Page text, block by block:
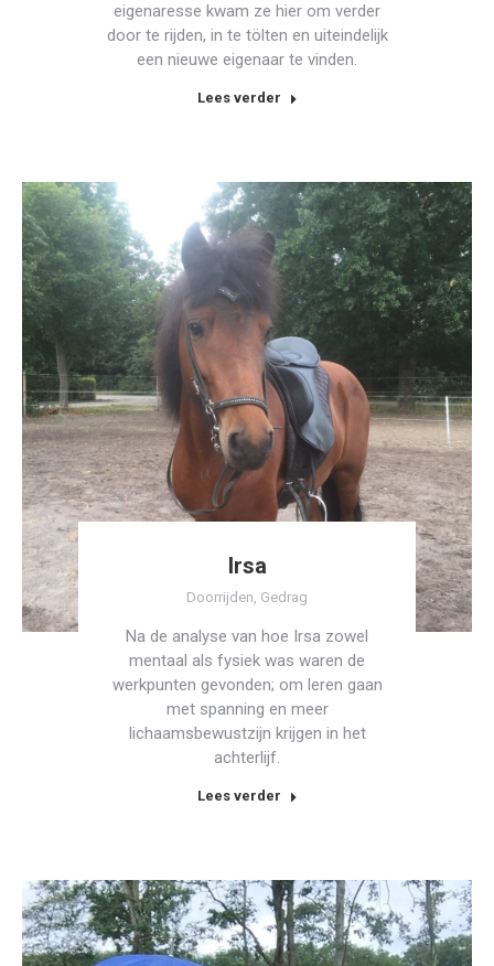
eigenaresse kwam ze hier om verder
door te rijden, in te tölten en uiteindelijk
een nieuwe eigenaar te vinden.
Lees verder
Irsa
Doorrijden, Gedrag
Na de analyse van hoe Irsa zowel
mentaal als fysiek was waren de
werkpunten gevonden; om leren gaan
met spanning en meer
lichaamsbewustzijn krijgen in het
achterlijf.
Lees verder